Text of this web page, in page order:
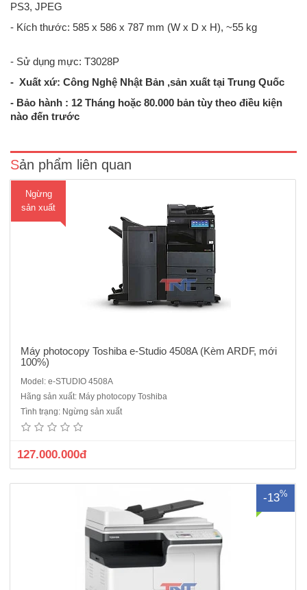
PS3, JPEG
- Kích thước: 585 x 586 x 787 mm (W x D x H), ~55 kg
- Sử dụng mực: T3028P
- Xuất xứ: Công Nghệ Nhật Bản ,sản xuất tại Trung Quốc
- Bảo hành : 12 Tháng hoặc 80.000 bản tùy theo điều kiện
nào đến trước
Sản phẩm liên quan
Ngừng
sản xuất
Máy photocopy Toshiba e-STUDIO 4508A ( Mới 100%) sản xuất cuối
năm 2016 theo công nghệ và chất lượng Nhật BảnChức năng chính:
Photocopy - in mạng- scan màu( 2 mặt tự động)Bộ nạp và đảo mặt
Máy photocopy Toshiba e-Studio 4508A (Kèm ARDF, mới
100%)
Model: e-STUDIO 4508A
Hãng sản xuất: Máy photocopy Toshiba
Tình trạng: Ngừng sản xuất
127.000.000đ
-13%
Máy photocopy Toshiba e-Studio 2829A mới 100%- Chức năng : Copy
- In mạng - Scan màu.- Tốc độ : 28 trang / phút khổ A4.- Độ phân giải :
2400 dpi x 600 dpi.- Thời gian khởi động : 15 giây.- Bản chụp đầu tiên
: 6.4 giây.- Bộ nhớ tiêu chuẩn : 512MB.- Kh..